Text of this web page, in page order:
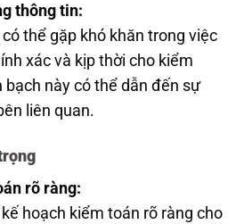
thông tin:
thể gặp khó khăn trong việc
xác và kịp thời cho kiểm
này có thể dẫn đến sự
liên quan.
rõ ràng:
hoạch kiểm toán rõ ràng cho